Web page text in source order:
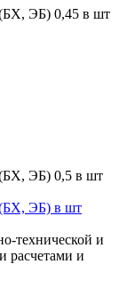
(БХ, ЭБ) 0,45 в шт
(БХ, ЭБ) 0,5 в шт
(БХ, ЭБ) в шт
технической и
расчетами и